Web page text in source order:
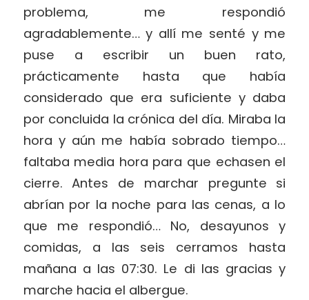
problema, me respondió
agradablemente… y allí me senté y me
puse a escribir un buen rato,
prácticamente hasta que había
considerado que era suficiente y daba
por concluida la crónica del día. Miraba la
hora y aún me había sobrado tiempo…
faltaba media hora para que echasen el
cierre. Antes de marchar pregunte si
abrían por la noche para las cenas, a lo
que me respondió… No, desayunos y
comidas, a las seis cerramos hasta
mañana a las 07:30. Le di las gracias y
marche hacia el albergue.